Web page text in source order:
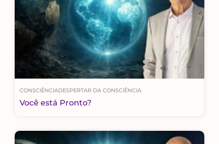
CONSCIÊNCIADESPERTAR DA CONSCIÊNCIA
Você está Pronto?